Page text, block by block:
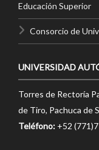
Educación Superior
Consorcio de
UNIVERSIDAD
Torres de Rectoría
de Tiro, Pachuca de
Teléfono: +52